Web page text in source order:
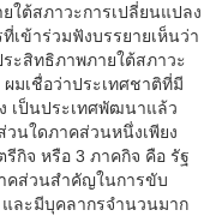
ใต้สภาวะการเปลี่ยนแปลง
เข้าร่วมฟังบรรยายเห็นว่า
ะสิทธิภาพภายใต้สภาวะ
ผมเชื่อว่าประเทศชาติที่มี
เป็นประเทศพัฒนาแล้ว
นใดภาคส่วนหนึ่งเพียง
กิจ หรือ 3 ภาคกิจ คือ รัฐ
คส่วนสำคัญในการขับ
ละมีบุคลากรจำนวนมาก